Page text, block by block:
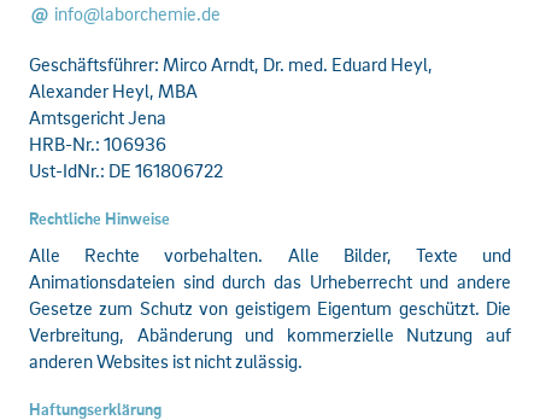
info@laborchemie.de
Geschäftsführer: Mirco Arndt, Dr. med. Eduard Heyl,
Alexander Heyl, MBA
Amtsgericht Jena
HRB-Nr.: 106936
Ust-IdNr.: DE 161806722
Rechtliche Hinweise
Alle Rechte vorbehalten. Alle Bilder, Texte und
Animationsdateien sind durch das Urheberrecht und andere
Gesetze zum Schutz von geistigem Eigentum geschützt. Die
Verbreitung, Abänderung und kommerzielle Nutzung auf
anderen Websites ist nicht zulässig.
Haftungserklärung